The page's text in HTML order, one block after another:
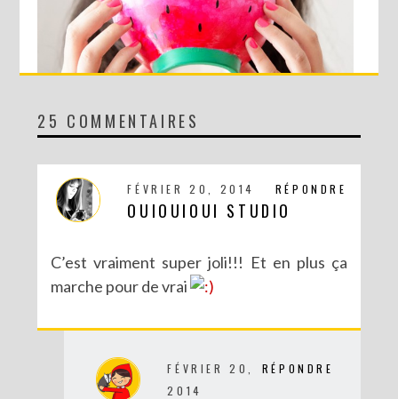
DIY : LE BOL PASTÈQUE !
25 COMMENTAIRES
RÉPONDRE
FÉVRIER 20, 2014
OUIOUIOUI STUDIO
C’est vraiment super joli!!! Et en plus ça
marche pour de vrai
RÉPONDRE
FÉVRIER 20,
2014